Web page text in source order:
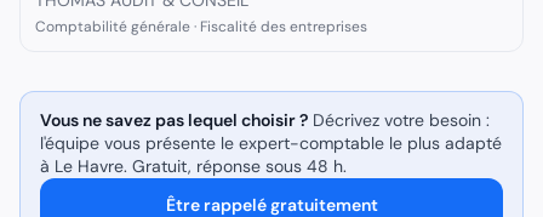
Comptabilité générale · Fiscalité des entreprises
Vous ne savez pas lequel choisir ? Décrivez votre besoin :
l'équipe vous présente le expert-comptable le plus adapté
à Le Havre. Gratuit, réponse sous 48 h.
Être rappelé gratuitement